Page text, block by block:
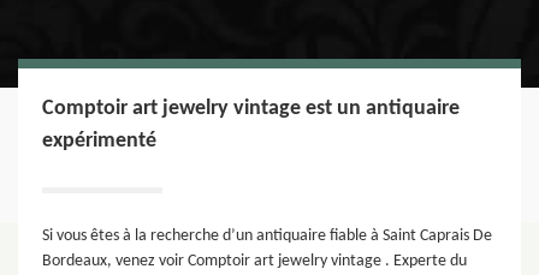
Comptoir art jewelry vintage est un antiquaire
expérimenté
Si vous êtes à la recherche d’un antiquaire fiable à Saint Caprais De
Bordeaux, venez voir Comptoir art jewelry vintage . Experte du